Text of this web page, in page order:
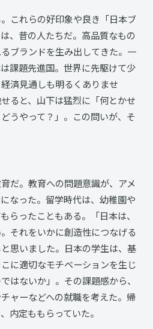
これらの好印象や良き「日本ブ
、昔の人たちだ。高品質なもの
ブランドを生み出してきた。一
課題先進国。世界に先駆けて少
済見通しも明るくありませ
ると、山下は猛烈に「何とかせ
うやって？」。この問いが、そ
だ。教育への問題意識が、アメ
なった。留学時代は、幼稚園や
らったこともある。「日本は、
それをいかに創造性につなげる
思いました。日本の学生は、基
に適切なモチベーションを生じ
はないか」。その課題感から、
ャーなどへの就職を考えた。帰
内定ももらっていた。